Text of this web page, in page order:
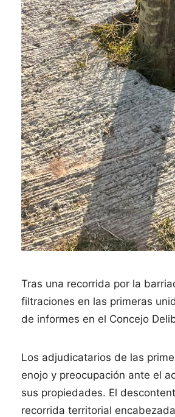
Tras una recorrida por la
filtraciones en las primeras
de informes en el Concejo
Los adjudicatarios de las
enojo y preocupación ante el
sus propiedades. El
recorrida territorial